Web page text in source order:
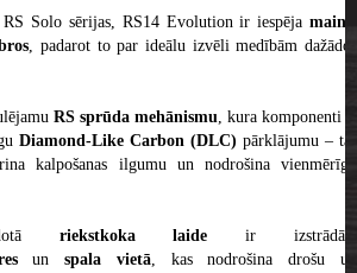
Solo sērijas, RS14 Evolution ir iespējamainīt
, padarot to par ideālu izvēli medībām dažādos
RS sprūda mehānismu, kura komponenti ir
Diamond-Like Carbon (DLC) pārklājumu – tas
kalpošanas ilgumu un nodrošina vienmērīgu
riekstkoka laide ir izstrādāta
unspala vietā, kas nodrošina drošu un